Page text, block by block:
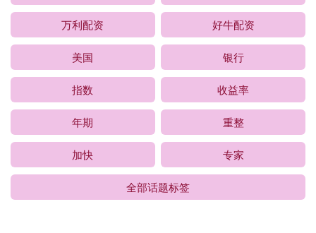
万利配资 好牛配资
美国 银行
指数 收益率
年期 重整
加快 专家
全部话题标签